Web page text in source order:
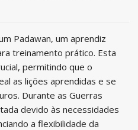
Padawan, um aprendiz
treinamento prático. Esta
permitindo que o
as lições aprendidas e se
Durante as Guerras
devido às necessidades
a flexibilidade da